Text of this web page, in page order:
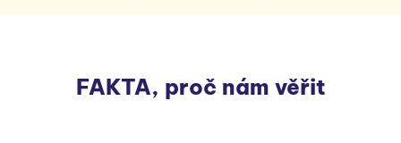
FAKTA, proč nám věřit